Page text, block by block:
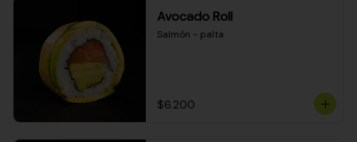
Avocado Roll
Salmón - palta
$6.200